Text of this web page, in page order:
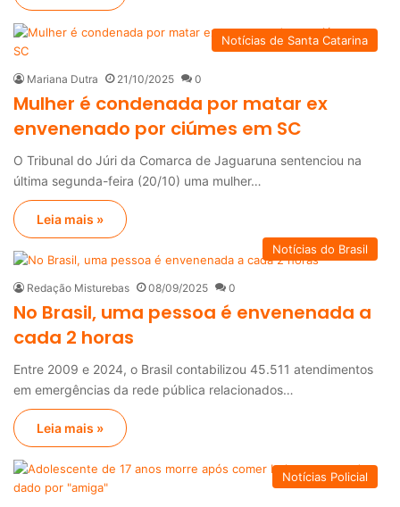
Notícias de Santa Catarina
Mariana Dutra 21/10/2025 0
Mulher é condenada por matar ex
envenenado por ciúmes em SC
O Tribunal do Júri da Comarca de Jaguaruna sentenciou na
última segunda-feira (20/10) uma mulher…
Leia mais »
Notícias do Brasil
Redação Misturebas 08/09/2025 0
No Brasil, uma pessoa é envenenada a
cada 2 horas
Entre 2009 e 2024, o Brasil contabilizou 45.511 atendimentos
em emergências da rede pública relacionados…
Leia mais »
Notícias Policial